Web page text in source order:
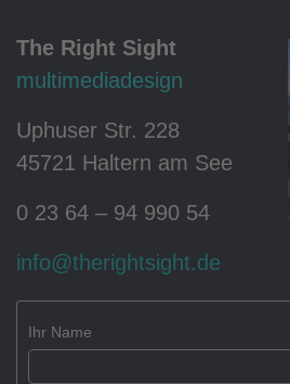
Profil
Work
The Right Sight
multimediadesign
Uphuser Str. 228
45721 Haltern am See
0 23 64 – 94 990 54
info@therightsight.de
Ihr Name